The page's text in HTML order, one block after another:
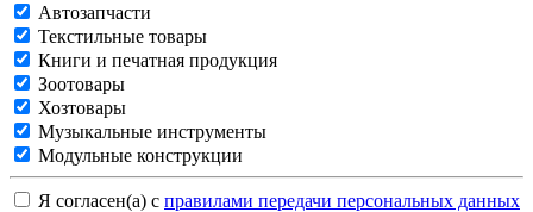
Автозапчасти
Текстильные товары
Книги и печатная продукция
Зоотовары
Хозтовары
Музыкальные инструменты
Модульные конструкции
Я согласен(а) с правилами передачи персональных данных